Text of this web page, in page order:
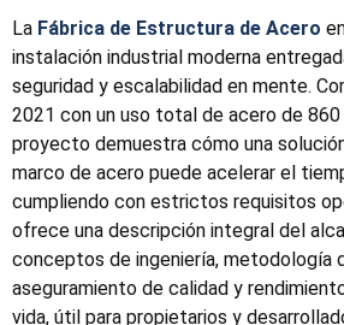
La Fábrica de Estructura de Acero
instalación industrial moderna
seguridad y escalabilidad en mente.
2021 con un uso total de acero de
proyecto demuestra cómo una
marco de acero puede acelerar el
cumpliendo con estrictos requisitos
ofrece una descripción integral del
conceptos de ingeniería, metodología
aseguramiento de calidad y
vida, útil para propietarios y